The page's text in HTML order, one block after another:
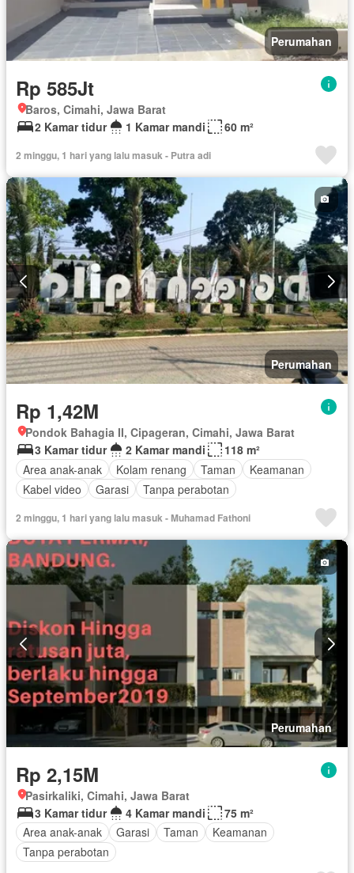
Perumahan
Rp 585Jt
Baros, Cimahi, Jawa Barat
2 Kamar tidur
1 Kamar mandi 60 m²
2 minggu, 1 hari yang lalu masuk - Putra adi
Perumahan
Rp 1,42M
Pondok Bahagia II, Cipageran, Cimahi, Jawa Barat
3 Kamar tidur
2 Kamar mandi
118 m²
Area anak-anak
Kolam renang Taman
Keamanan
Kabel video
Garasi Tanpa perabotan
2 minggu, 1 hari yang lalu masuk - Muhamad Fathoni
Perumahan
Rp 2,15M
Pasirkaliki, Cimahi, Jawa Barat
3 Kamar tidur
4 Kamar mandi
75 m²
Area anak-anak
Garasi Taman
Keamanan
Tanpa perabotan